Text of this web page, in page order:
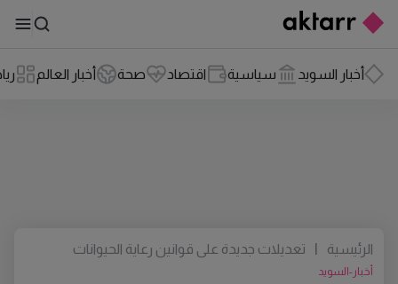
أخبار السويد سياسية اقتصاد صحة أخبار العالم
أخبار-السويد
الرئيسية |
تعديلات جديدة على قوانين رعاية الحيوانات